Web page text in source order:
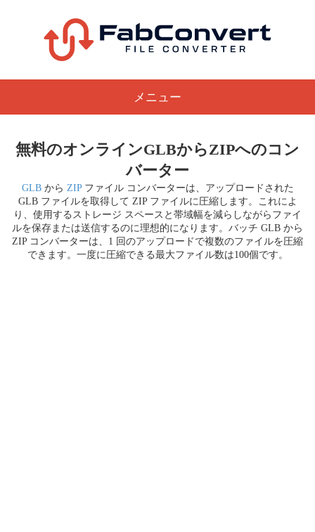
メニュー
無料のオンラインGLBからZIPへのコン
バーター
GLBから ZIPファイル コンバーターは、アップロードされた
GLB ファイルを取得して ZIP ファイルに圧縮します。これによ
り、使用するストレージ スペースと帯域幅を減らしながらファイ
ルを保存または送信するのに理想的になります。バッチ GLB から
ZIP コンバーターは、1 回のアップロードで複数のファイルを圧縮
できます。一度に圧縮できる最大ファイル数は100個です。